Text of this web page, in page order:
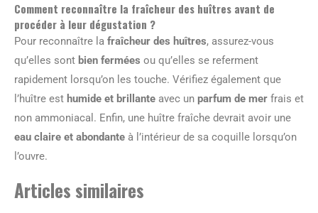
Comment reconnaître la fraîcheur des huîtres avant de
procéder à leur dégustation ?
Pour reconnaître la fraîcheur des huîtres, assurez-vous
qu’elles sont bien fermées ou qu’elles se referment
rapidement lorsqu’on les touche. Vérifiez également que
l’huître est humide et brillante avec un parfum de mer frais et
non ammoniacal. Enfin, une huître fraîche devrait avoir une
eau claire et abondante à l’intérieur de sa coquille lorsqu’on
l’ouvre.
Articles similaires